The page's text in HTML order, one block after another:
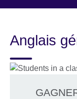
language
Anglais